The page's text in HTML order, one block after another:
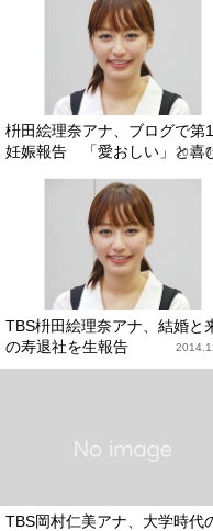
枡田絵理奈アナ、ブログで第
妊娠報告 「愛おしい」と喜
TBS枡田絵理奈アナ、結婚と
の寿退社を生報告
TBS岡村仁美アナ、大学時代